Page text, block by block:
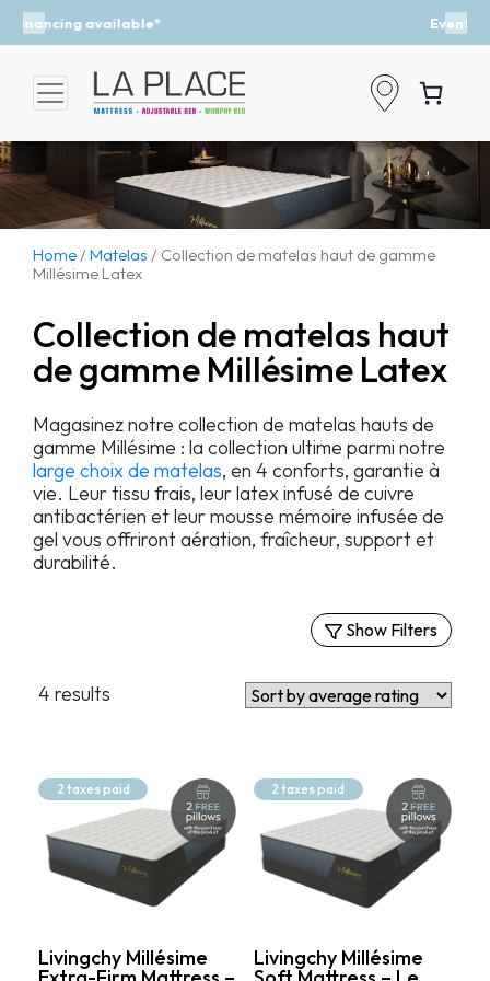
Event - A Breath of Fresh Air
Previous
Home / Matelas / Collection de matelas haut de gamme
Millésime Latex
Collection de matelas haut
de gamme Millésime Latex
Magasinez notre collection de matelas hauts de
gamme Millésime : la collection ultime parmi notre
large choix de matelas, en 4 conforts, garantie à
vie. Leur tissu frais, leur latex infusé de cuivre
antibactérien et leur mousse mémoire infusée de
gel vous offriront aération, fraîcheur, support et
durabilité.
Show Filters
Filters
Matelas fermes
Matelas semi-fermes
Matelas moelleux
4 results
2 taxes paid
Livingchy Millésime
2 taxes paid
Livingchy Millésime